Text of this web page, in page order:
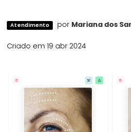
Atendimento por Mariana dos
Criado em 19 abr 2024